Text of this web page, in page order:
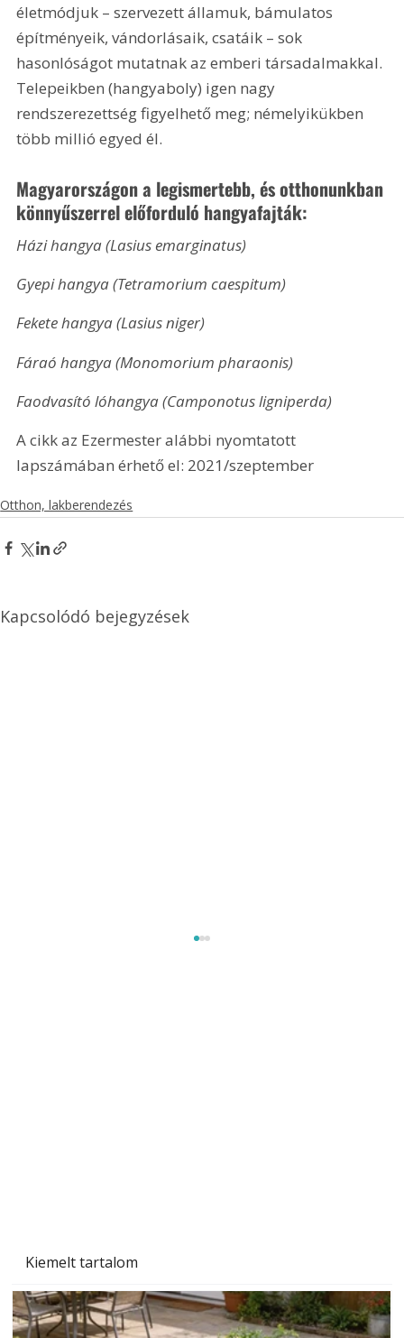
Kiemelt tartalom
életmódjuk – szervezett államuk, bámulatos
építményeik, vándorlásaik, csatáik – sok
hasonlóságot mutatnak az emberi társadalmakkal.
Telepeikben (hangyaboly) igen nagy
rendszerezettség figyelhető meg; némelyikükben
több millió egyed él.
Magyarországon a legismertebb, és otthonunkban
könnyűszerrel előforduló hangyafajták:
Házi hangya (Lasius emarginatus)
Gyepi hangya (Tetramorium caespitum)
Fekete hangya (Lasius niger)
Fáraó hangya (Monomorium pharaonis)
Faodvasító lóhangya (Camponotus ligniperda)
A cikk az Ezermester alábbi nyomtatott
lapszámában érhető el: 2021/szeptember
Otthon, lakberendezés
Kapcsolódó bejegyzések